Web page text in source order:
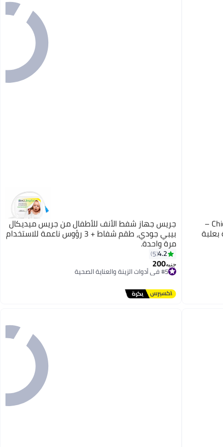
شيكو حقيبة عناية الطفل الكاملة من Chicco –
13 قطعة بعلبة
جريس جهاز شفط الأنف للأطفال من جريس ميديكال
بيبي جودي، طقم شفاط + 3 رؤوس ناعمة للاستخدام
مرة واحدة.
4.2
5
جنيه200
#5 في أدوات الزينة والعناية الصحية
أقل سعر في 7 يوم
توصيل مجاني
تم بيع +20 مؤخرًا